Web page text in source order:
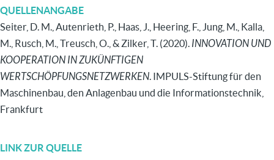
QUELLENANGABE
Seiter, D. M., Autenrieth, P., Haas, J., Heering, F., Jung, M., Kalla,
M., Rusch, M., Treusch, O., & Zilker, T. (2020). INNOVATION UND
KOOPERATION IN ZUKÜNFTIGEN
WERTSCHÖPFUNGSNETZWERKEN. IMPULS-Stiftung für den
Maschinenbau, den Anlagenbau und die Informationstechnik,
Frankfurt
LINK ZUR QUELLE